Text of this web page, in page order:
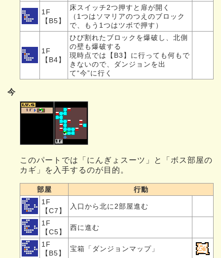
1F
【B5】
床スイッチ2つ押すと扉が開く
（1つはソマリアのつえのブロック
で、もう1つはツボで押す）
1F
【B4】
ひび割れたブロックを爆破し、北側
の壁も爆破する
現時点では【B3】に行っても何もで
きないので、ダンジョンを出
て“今”に行く
今
このパートでは「にんぎょスーツ」と「ボス部屋の
カギ」を入手するのが目的。
部屋
行動
1F
【C7】
入口から北に2部屋進む
1F
【C5】
西に進む
1F
【B5】
宝箱「ダンジョンマップ」